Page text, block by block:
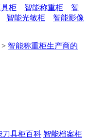
柜 智能称重柜
智
智能光敏柜
智能影像
> 智能称重柜生产商的
刀具柜百科 智能档案柜